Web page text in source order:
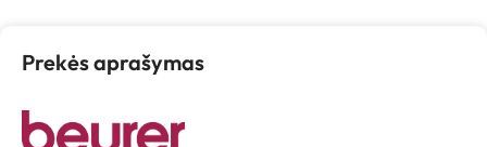
Prekės aprašymas